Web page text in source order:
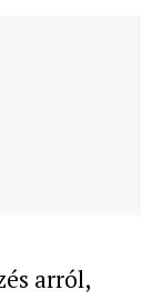
arról,